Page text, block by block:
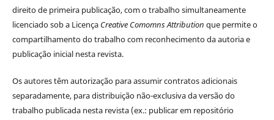
direito de primeira publicação, com o trabalho simultaneamente
licenciado sob a Licença Creative Comomns Attribution que permite o
compartilhamento do trabalho com reconhecimento da autoria e
publicação inicial nesta revista.
Os autores têm autorização para assumir contratos adicionais
separadamente, para distribuição não-exclusiva da versão do
trabalho publicada nesta revista (ex.: publicar em repositório